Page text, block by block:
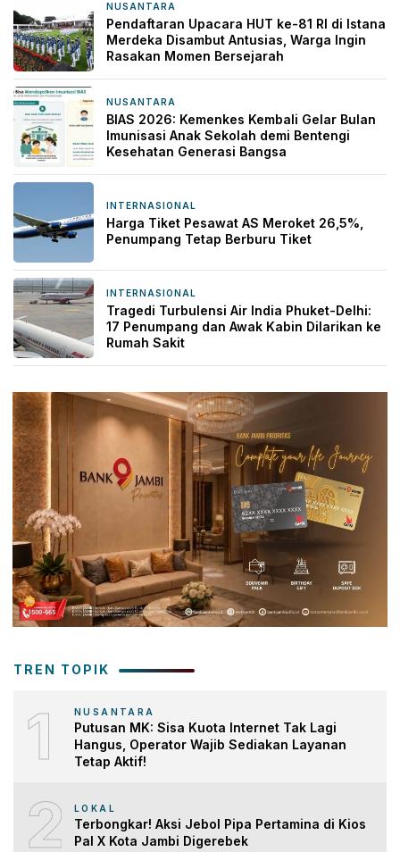
NUSANTARA
Pendaftaran Upacara HUT ke-81 RI di Istana
Merdeka Disambut Antusias, Warga Ingin
Rasakan Momen Bersejarah
NUSANTARA
BIAS 2026: Kemenkes Kembali Gelar Bulan
Imunisasi Anak Sekolah demi Bentengi
Kesehatan Generasi Bangsa
INTERNASIONAL
Harga Tiket Pesawat AS Meroket 26,5%,
Penumpang Tetap Berburu Tiket
INTERNASIONAL
Tragedi Turbulensi Air India Phuket-Delhi:
17 Penumpang dan Awak Kabin Dilarikan ke
Rumah Sakit
TREN TOPIK
1 NUSANTARA
Putusan MK: Sisa Kuota Internet Tak Lagi
Hangus, Operator Wajib Sediakan Layanan
Tetap Aktif!
2 LOKAL
Terbongkar! Aksi Jebol Pipa Pertamina di Kios
Pal X Kota Jambi Digerebek